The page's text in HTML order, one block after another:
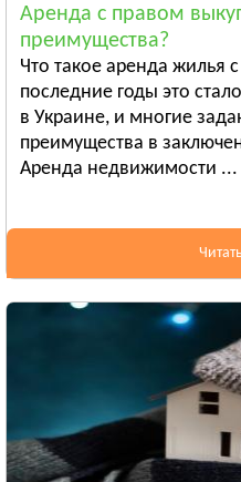
ЛУГАНСКАЯ ОБЛАСТЬ
Алчевск
Рубежное
Александровск
Смотреть
ЛЬВОВСКАЯ ОБЛАСТЬ
Стрый
НИКОЛАЕВСКАЯ ОБЛАСТЬ
Новая Одесса
Смотреть всё
ОДЕССКАЯ ОБЛАСТЬ
Аренда с правом
преимущества?
Что такое аренда жилья
последние годы это
в Украине, и многие
преимущества в
Аренда недвижимости ...